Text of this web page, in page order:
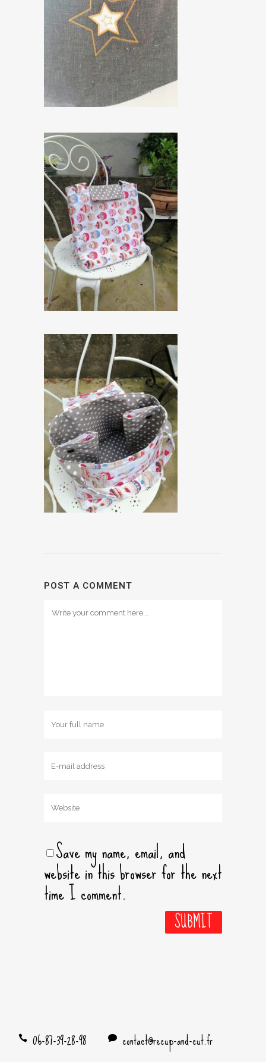
POST A COMMENT
Save my name, email, and
website in this browser for the next
time I comment.
06-87-39-28-98 contact@recup-and-cut.fr